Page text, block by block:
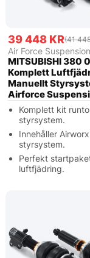
39 448 KR(41
Air Force
MITSUBISHI 380
Komplett
Manuellt
Airforce
Komplett kit
styrsystem.
Innehåller
styrsystem.
Perfekt
luftfjädring.